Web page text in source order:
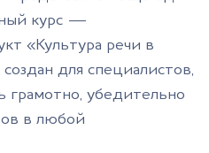
курс —
«Культура речи в
для специалистов,
грамотно, убедительно
в любой